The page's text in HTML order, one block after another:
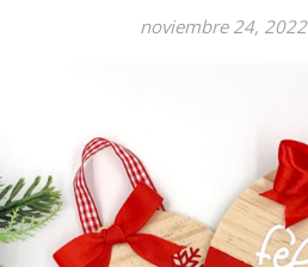
noviembre 24, 2022